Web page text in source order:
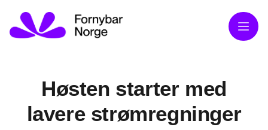
Meny
Høsten starter med
lavere strømregninger